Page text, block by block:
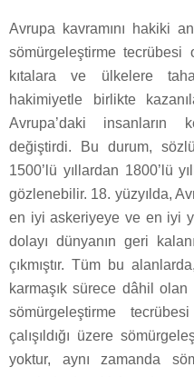
Avrupa kavramını hakiki
sömürgeleştirme tecrübesi
kıtalara ve ülkelere
hakimiyetle birlikte
Avrupa’daki insanların
değiştirdi. Bu durum,
1500’lü yıllardan 1800’lü
gözlenebilir. 18. yüzyılda,
en iyi askeriyeye ve en iyi
dolayı dünyanın geri
çıkmıştır. Tüm bu
karmaşık sürece dâhil
sömürgeleştirme
çalışıldığı üzere
yoktur, aynı zamanda